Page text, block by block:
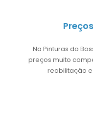
Na Pinturas do
preços muito
reabilitação